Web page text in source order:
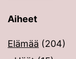
Aiheet
Elämää (204)